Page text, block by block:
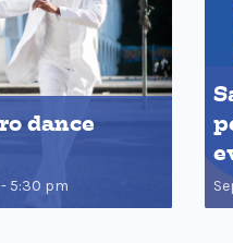
dance
- 5:30 pm